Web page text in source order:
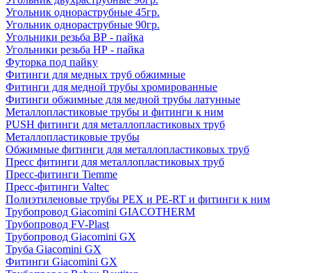
Угольник однораструбные 45гр.
Угольник однораструбные 90гр.
Угольники резьба ВР - пайка
Угольники резьба НР - пайка
Футорка под пайку
Фитинги для медных труб обжимные
Фитинги для медной трубы хромированные
Фитинги обжимные для медной трубы латунные
Металлопластиковые трубы и фитинги к ним
PUSH фитинги для металлопластиковых труб
Металлопластиковые трубы
Обжимные фитинги для металлопластиковых труб
Пресс фитинги для металлопластиковых труб
Пресс-фитинги Tiemme
Пресс-фитинги Valtec
Полиэтиленовые трубы PEX и PE-RT и фитинги к ним
Трубопровод Giacomini GIACOTHERM
Трубопровод FV-Plast
Трубопровод Giacomini GX
Труба Giacomini GX
Фитинги Giacomini GX